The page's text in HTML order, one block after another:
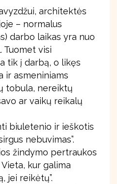
architektės
– normalus
darbo laikas yra nuo
Tuomet visi
tik į darbą, o likęs
ir asmeniniams
tobula, nereiktų
ar vaikų reikalų
biuletenio ir ieškotis
nebuvimas”.
žindymo pertraukos
kur galima
jei reikėtų”.